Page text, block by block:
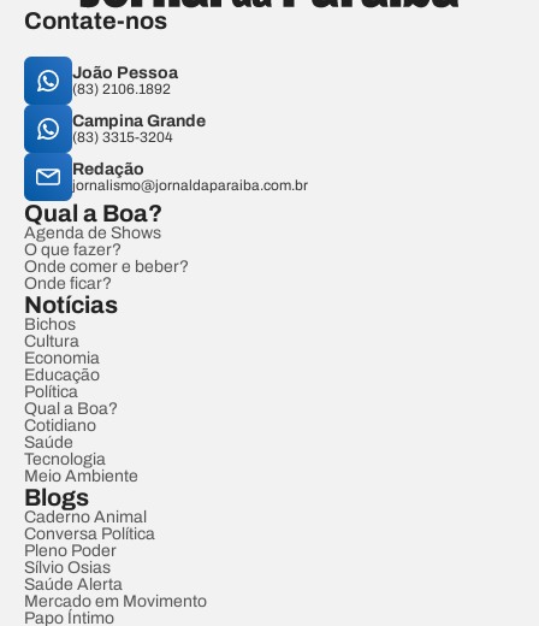
Contate-nos
João Pessoa
(83) 2106.1892
Campina Grande
(83) 3315-3204
Redação
jornalismo@jornaldaparaiba.com.br
Qual a Boa?
Agenda de Shows
O que fazer?
Onde comer e beber?
Onde ficar?
Notícias
Bichos
Cultura
Economia
Educação
Política
Qual a Boa?
Cotidiano
Saúde
Tecnologia
Meio Ambiente
Blogs
Caderno Animal
Conversa Política
Pleno Poder
Sílvio Osias
Saúde Alerta
Mercado em Movimento
Papo Íntimo